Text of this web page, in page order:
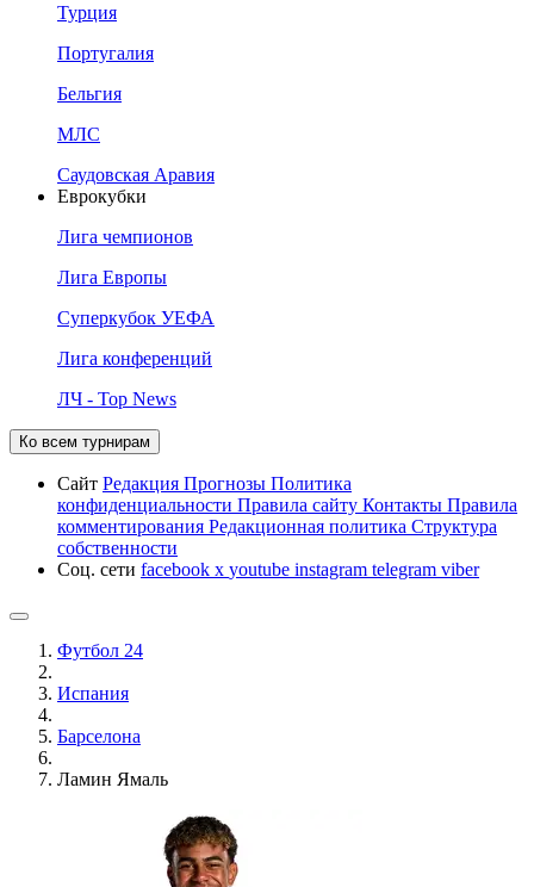
Турция
Португалия
Бельгия
МЛС
Саудовская Аравия
Еврокубки
Лига чемпионов
Лига Европы
Суперкубок УЕФА
Лига конференций
ЛЧ - Top News
Ко всем турнирам
Сайт Редакция Прогнозы Политика
конфиденциальности Правила сайту Контакты Правила
комментирования Редакционная политика Структура
собственности
Соц. сети facebook x youtube instagram telegram viber
Футбол 24
Испания
Барселона
Ламин Ямаль